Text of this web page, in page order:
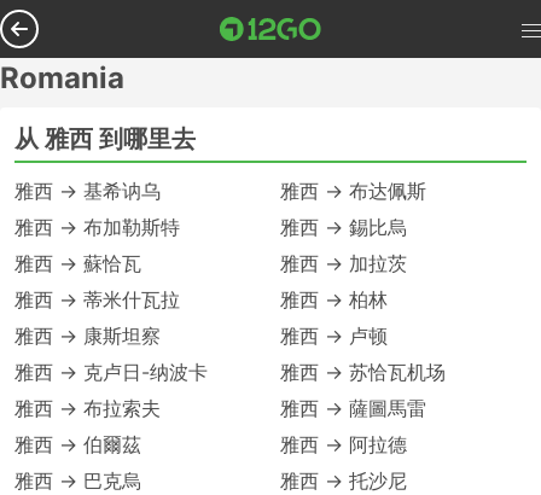
Romania
从 雅西 到哪里去
雅西 → 基希讷乌
雅西 → 布加勒斯特
雅西 → 蘇恰瓦
雅西 → 蒂米什瓦拉
雅西 → 康斯坦察
雅西 → 克卢日-纳波卡
雅西 → 布拉索夫
雅西 → 伯爾茲
雅西 → 巴克烏
雅西 → 布达佩斯
雅西 → 錫比烏
雅西 → 加拉茨
雅西 → 柏林
雅西 → 卢顿
雅西 → 苏恰瓦机场
雅西 → 薩圖馬雷
雅西 → 阿拉德
雅西 → 托沙尼